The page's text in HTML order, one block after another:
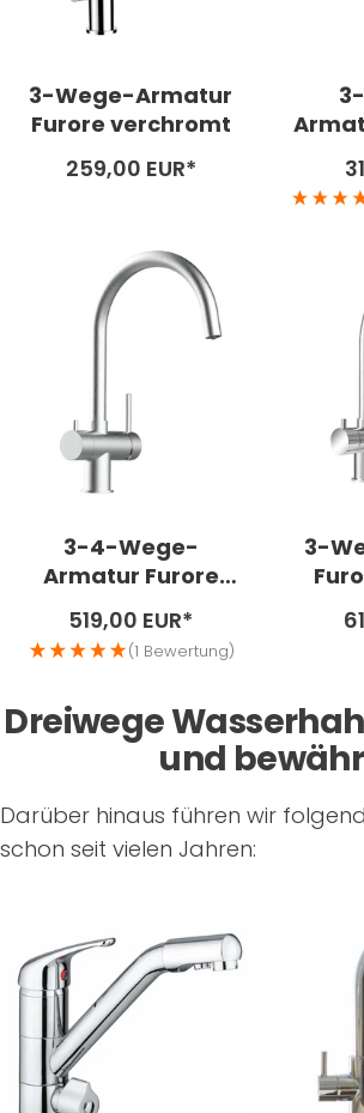
3-Wege-Armatur
Furore verchromt
Angebotspreis
259,00 EUR*
3-4-Wege-
Armatur Furore
Edelstahl matt
Angebotspreis
519,00 EUR*
(1 Bewertung)
3-
Dreiwege
und
Darüber hinaus führen wir
schon seit vielen Jahren: